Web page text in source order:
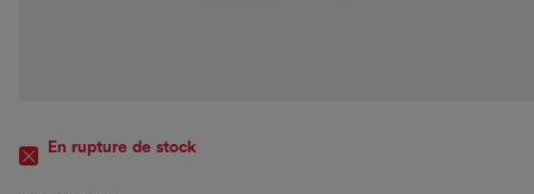
En rupture de stock